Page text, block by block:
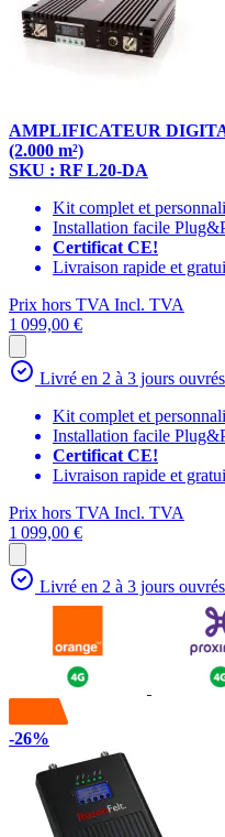
AMPLIFICATEUR
(2.000 m²)
SKU : RF L20-DA
Kit complet et
Installation facile
Certificat CE!
Livraison rapide et
Prix hors TVAIncl. TVA
1 099,00 €
Livré en 2 à 3 jours ouvrés
Kit complet et
Installation facile
Certificat CE!
Livraison rapide et
Prix hors TVAIncl. TVA
1 099,00 €
Livré en 2 à 3 jours ouvrés
-26%